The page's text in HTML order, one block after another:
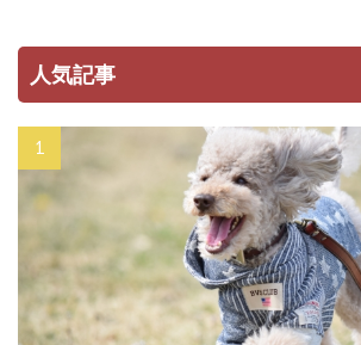
スモールステップ
セットバック
セミモイストフード
セルフグルーミング
セルフチ
セロトニン
セーフティーゾーン
ソフトマウス
タイムアウト
タンパク質
ダイエットフード
ダニ
ダ
ダブルコート
ダメ チアノ
人気記事